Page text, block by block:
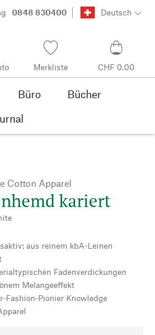
0848 830400 Deutsch
Merkliste CHF 0.00
Büro
Bücher
Cotton Apparel
kariert
aus reinem kbA-Leinen
Fadenverdickungen
Melangeeffekt
Fashion-Pionier Knowledge